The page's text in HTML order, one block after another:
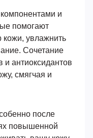
и
помогают
кожи, увлажнить
Сочетание
и антиоксидантов
смягчая и
после
повышенной